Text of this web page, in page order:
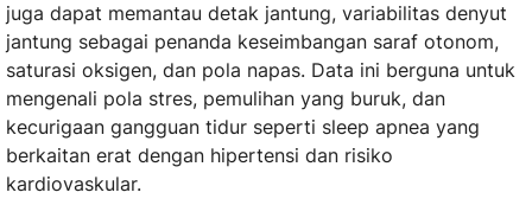
juga dapat memantau detak jantung, variabilitas denyut
jantung sebagai penanda keseimbangan saraf otonom,
saturasi oksigen, dan pola napas. Data ini berguna untuk
mengenali pola stres, pemulihan yang buruk, dan
kecurigaan gangguan tidur seperti sleep apnea yang
berkaitan erat dengan hipertensi dan risiko
kardiovaskular.